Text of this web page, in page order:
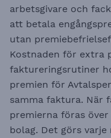
arbetsgivare och
att betala
utan
Kostnaden för extra
fakturerings­rutiner
premien för
samma faktura. När
premierna föras
bolag. Det görs